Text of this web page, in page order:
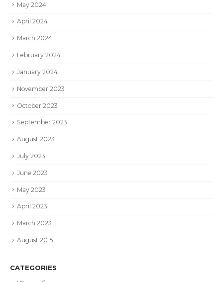
May 2024
April 2024
March 2024
February 2024
January 2024
November 2023
October 2023
September 2023
August 2023
July 2023
June 2023
May 2023
April 2023
March 2023
August 2015
CATEGORIES